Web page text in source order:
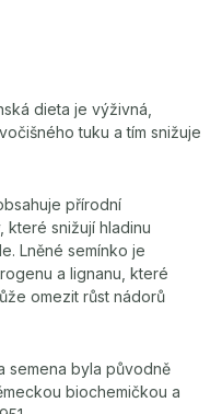
dieta je výživná,
tuku a tím snižuje
přírodní
které snižují hladinu
Lněné semínko je
a lignanu, které
omezit růst nádorů
semena byla původně
biochemičkou a